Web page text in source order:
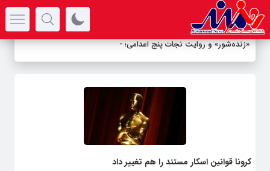
«زنده‌شور» و روایت نجات پنج اعدامی؛ ت_
کرونا قوانین اسکار مستند را هم تغییر داد